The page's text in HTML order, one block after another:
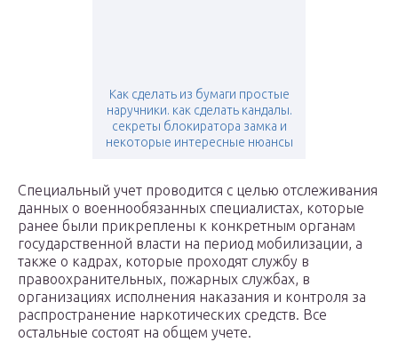
Как сделать из бумаги простые
наручники. как сделать кандалы.
секреты блокиратора замка и
некоторые интересные нюансы
Специальный учет проводится с целью отслеживания
данных о военнообязанных специалистах, которые
ранее были прикреплены к конкретным органам
государственной власти на период мобилизации, а
также о кадрах, которые проходят службу в
правоохранительных, пожарных службах, в
организациях исполнения наказания и контроля за
распространение наркотических средств. Все
остальные состоят на общем учете.